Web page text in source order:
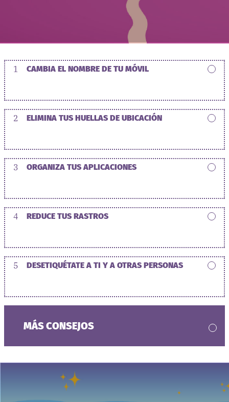
1 CAMBIA EL NOMBRE DE TU MÓVIL
2 ELIMINA TUS HUELLAS DE UBICACIÓN
3 ORGANIZA TUS APLICACIONES
4 REDUCE TUS RASTROS
5 DESETIQUÉTATE A TI Y A OTRAS PERSONAS
MÁS CONSEJOS